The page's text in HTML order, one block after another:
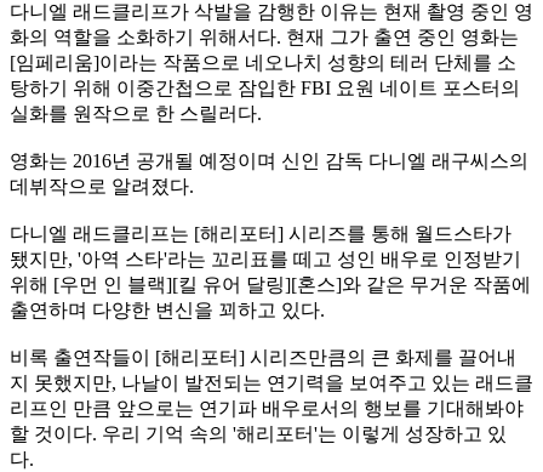
다니엘 래드클리프가 삭발을 감행한 이유는 현재 촬영 중인 영
화의 역할을 소화하기 위해서다. 현재 그가 출연 중인 영화는
[임페리움]이라는 작품으로 네오나치 성향의 테러 단체를 소
탕하기 위해 이중간첩으로 잠입한 FBI 요원 네이트 포스터의
실화를 원작으로 한 스릴러다.
영화는 2016년 공개될 예정이며 신인 감독 다니엘 래구씨스의
데뷔작으로 알려졌다.
다니엘 래드클리프는 [해리포터] 시리즈를 통해 월드스타가
됐지만, '아역 스타'라는 꼬리표를 떼고 성인 배우로 인정받기
위해 [우먼 인 블랙][킬 유어 달링][혼스]와 같은 무거운 작품에
출연하며 다양한 변신을 꾀하고 있다.
비록 출연작들이 [해리포터] 시리즈만큼의 큰 화제를 끌어내
지 못했지만, 나날이 발전되는 연기력을 보여주고 있는 래드클
리프인 만큼 앞으로는 연기파 배우로서의 행보를 기대해봐야
할 것이다. 우리 기억 속의 '해리포터'는 이렇게 성장하고 있
다.